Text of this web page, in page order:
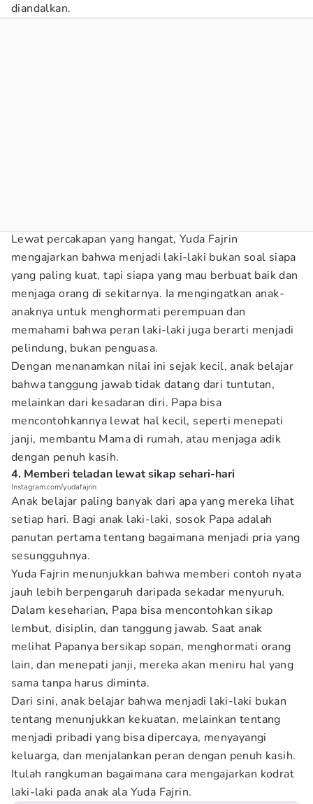
diandalkan.
Lewat percakapan yang hangat, Yuda Fajrin
mengajarkan bahwa menjadi laki-laki bukan soal siapa
yang paling kuat, tapi siapa yang mau berbuat baik dan
menjaga orang di sekitarnya. Ia mengingatkan anak-
anaknya untuk menghormati perempuan dan
memahami bahwa peran laki-laki juga berarti menjadi
pelindung, bukan penguasa.
Dengan menanamkan nilai ini sejak kecil, anak belajar
bahwa tanggung jawab tidak datang dari tuntutan,
melainkan dari kesadaran diri. Papa bisa
mencontohkannya lewat hal kecil, seperti menepati
janji, membantu Mama di rumah, atau menjaga adik
dengan penuh kasih.
4. Memberi teladan lewat sikap sehari-hari
Instagram.com/yudafajrin
Anak belajar paling banyak dari apa yang mereka lihat
setiap hari. Bagi anak laki-laki, sosok Papa adalah
panutan pertama tentang bagaimana menjadi pria yang
sesungguhnya.
Yuda Fajrin menunjukkan bahwa memberi contoh nyata
jauh lebih berpengaruh daripada sekadar menyuruh.
Dalam keseharian, Papa bisa mencontohkan sikap
lembut, disiplin, dan tanggung jawab. Saat anak
melihat Papanya bersikap sopan, menghormati orang
lain, dan menepati janji, mereka akan meniru hal yang
sama tanpa harus diminta.
Dari sini, anak belajar bahwa menjadi laki-laki bukan
tentang menunjukkan kekuatan, melainkan tentang
menjadi pribadi yang bisa dipercaya, menyayangi
keluarga, dan menjalankan peran dengan penuh kasih.
Itulah rangkuman bagaimana cara mengajarkan kodrat
laki-laki pada anak ala Yuda Fajrin.